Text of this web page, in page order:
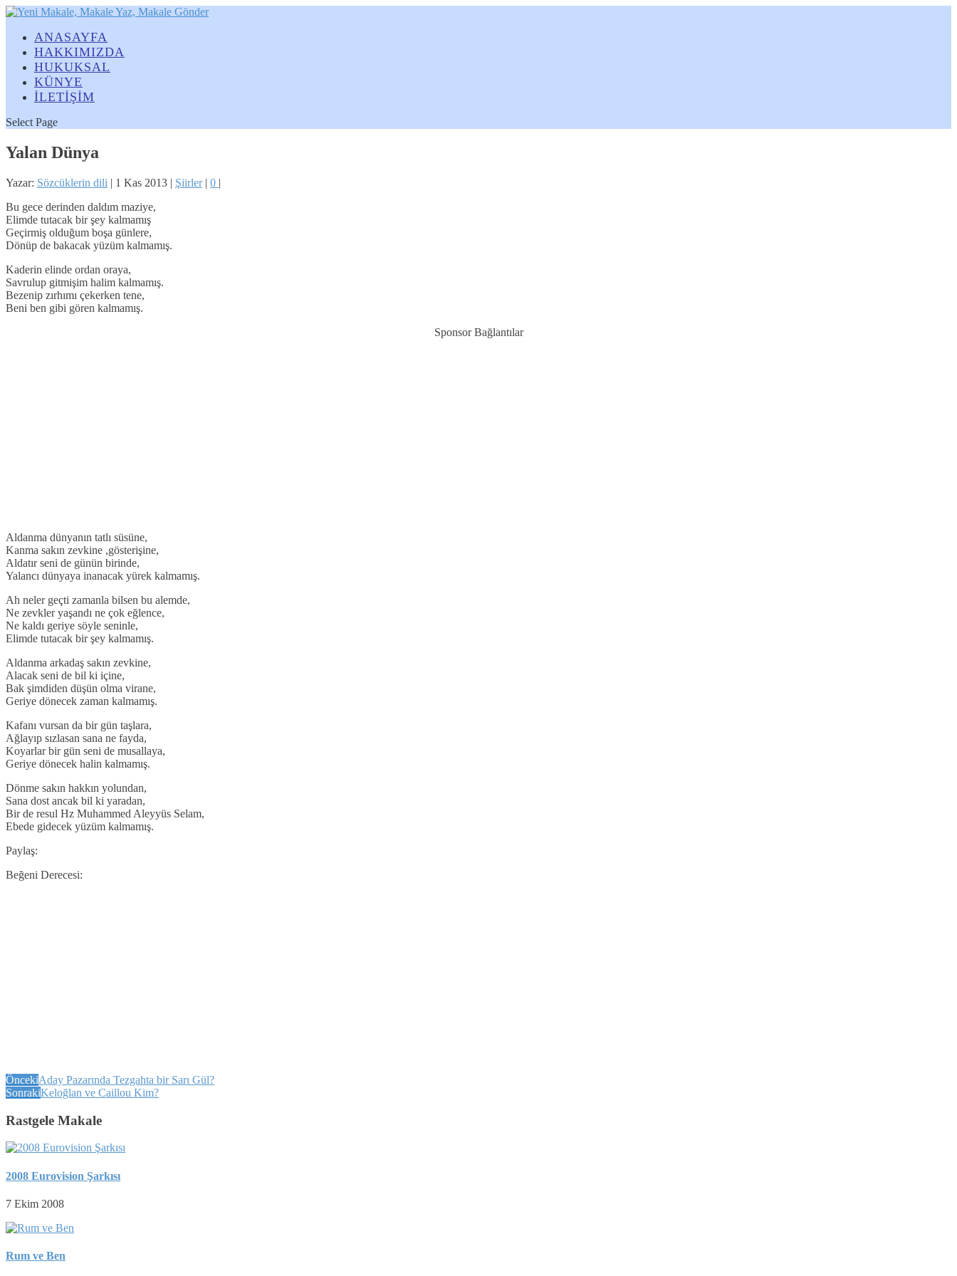
ANASAYFA
HAKKIMIZDA
HUKUKSAL
KÜNYE
İLETİŞİM
Select Page
Yalan Dünya
Yazar: Sözcüklerin dili | 1 Kas 2013 | Şiirler| 0 |
Bu gece derinden daldım maziye,
Elimde tutacak bir şey kalmamış
Geçirmiş olduğum boşa günlere,
Dönüp de bakacak yüzüm kalmamış.
Kaderin elinde ordan oraya,
Savrulup gitmişim halim kalmamış.
Bezenip zırhımı çekerken tene,
Beni ben gibi gören kalmamış.
Sponsor Bağlantılar
Aldanma dünyanın tatlı süsüne,
Kanma sakın zevkine ,gösterişine,
Aldatır seni de günün birinde,
Yalancı dünyaya inanacak yürek kalmamış.
Ah neler geçti zamanla bilsen bu alemde,
Ne zevkler yaşandı ne çok eğlence,
Ne kaldı geriye söyle seninle,
Elimde tutacak bir şey kalmamış.
Aldanma arkadaş sakın zevkine,
Alacak seni de bil ki içine,
Bak şimdiden düşün olma virane,
Geriye dönecek zaman kalmamış.
Kafanı vursan da bir gün taşlara,
Ağlayıp sızlasan sana ne fayda,
Koyarlar bir gün seni de musallaya,
Geriye dönecek halin kalmamış.
Dönme sakın hakkın yolundan,
Sana dost ancak bil ki yaradan,
Bir de resul Hz Muhammed Aleyyüs Selam,
Ebede gidecek yüzüm kalmamış.
Paylaş:
Beğeni Derecesi:
ÖncekiAday Pazarιnda Tezgahta bir Sarι Gül?
SonrakiKeloğlan ve Caillou Kim?
Rastgele Makale
2008 Eurovision Şarkısı
7 Ekim 2008
Rum ve Ben